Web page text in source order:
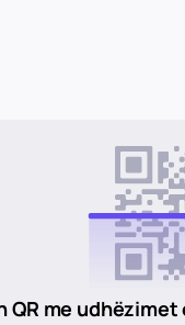
QR me udhëzimet